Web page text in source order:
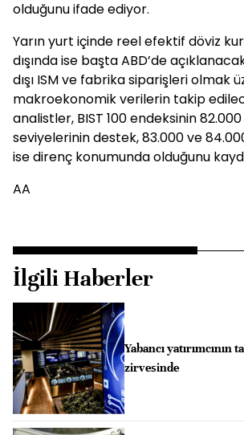
olduğunu ifade ediyor.
Yarın yurt içinde reel efektif döviz
dışında ise başta ABD’de
dışı ISM ve fabrika siparişleri olmak
makroekonomik verilerin takip
analistler, BIST 100 endeksinin 82.000
seviyelerinin destek, 83.000 ve
ise direnç konumunda olduğunu
AA
İlgili Haberler
Yabancı yatırımcının
zirvesinde